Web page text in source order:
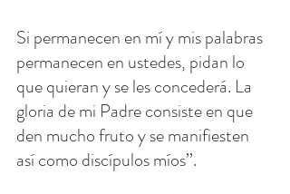
Si permanecen en mí y mis palabras
permanecen en ustedes, pidan lo
que quieran y se les concederá. La
gloria de mi Padre consiste en que
den mucho fruto y se manifiesten
así como discípulos míos’’.